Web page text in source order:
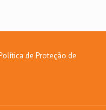
de Proteção de